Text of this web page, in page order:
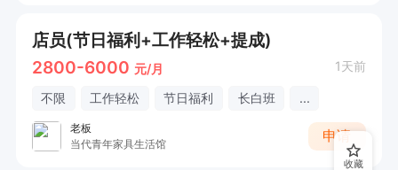
店员(节日福利+工作轻松+提成)
2800-6000 元/月 1天前
不限 工作轻松 节日福利 长白班 ...
老板
当代青年家具生活馆
申请
收藏